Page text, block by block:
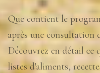
Que contient le
après une consultation
Découvrez en détail ce
listes d'aliments,